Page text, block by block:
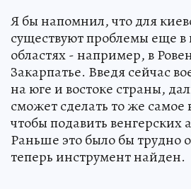
Я бы напомнил, что для
существуют проблемы еще в
областях - например, в
Закарпатье. Введя сейчас
на юге и востоке страны,
сможет сделать то же самое
чтобы подавить венгерских
Раньше это было бы трудно
теперь инструмент найден.